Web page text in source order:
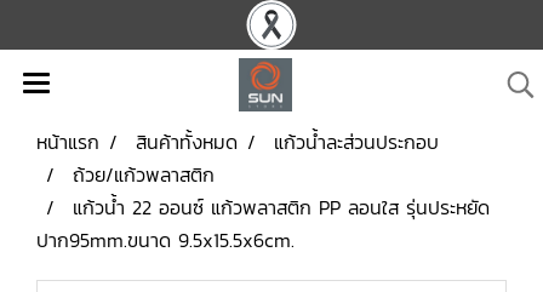
หน้าแรก สินค้าทั้งหมด
แก้วน้ำละส่วนประกอบ
ถ้วย/แก้วพลาสติก
แก้วน้ำ 22 ออนซ์ แก้วพลาสติก PP ลอนใส รุ่นประหยัด
ปาก95mm.ขนาด 9.5x15.5x6cm.